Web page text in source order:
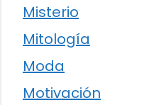
Misterio
Mitología
Moda
Motivación